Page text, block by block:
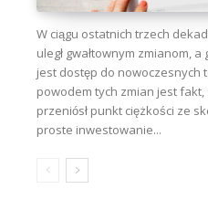
W ciągu ostatnich trzech
uległ gwałtownym zmianom,
jest dostęp do nowoczesnych
powodem tych zmian jest
przeniósł punkt ciężkości ze
proste inwestowanie...